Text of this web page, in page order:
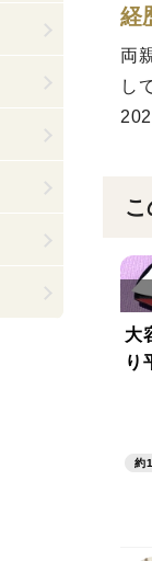
経
両
し
大
り
約